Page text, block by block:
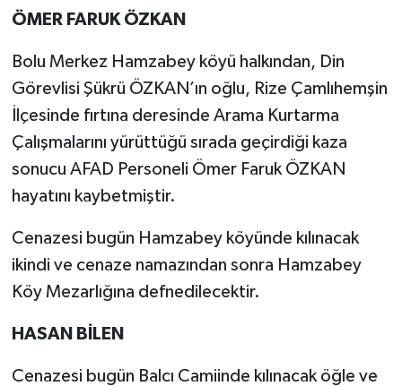
ÖMER FARUK ÖZKAN
Bolu Merkez Hamzabey köyü halkından, Din
Görevlisi Şükrü ÖZKAN’ın oğlu, Rize Çamlıhemşin
İlçesinde fırtına deresinde Arama Kurtarma
Çalışmalarını yürüttüğü sırada geçirdiği kaza
sonucu AFAD Personeli Ömer Faruk ÖZKAN
hayatını kaybetmiştir.
Cenazesi bugün Hamzabey köyünde kılınacak
ikindi ve cenaze namazından sonra Hamzabey
Köy Mezarlığına defnedilecektir.
HASAN BİLEN
Cenazesi bugün Balcı Camiinde kılınacak öğle ve